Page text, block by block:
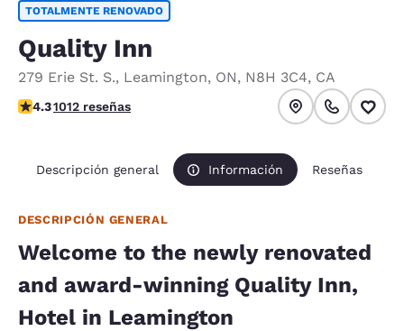
TOTALMENTE RENOVADO
Quality Inn
279 Erie St. S., Leamington, ON, N8H 3C4, CA
calificación de 4.33 estrellas. Excelente.
4.31012 reseñas
Descripción general Información Reseñas
DESCRIPCIÓN GENERAL
Welcome to the newly renovated
and award-winning Quality Inn,
Hotel in Leamington